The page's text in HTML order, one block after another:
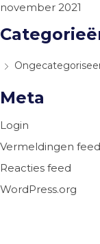
november 2021
Meta
Login
Vermeldingen feed
Reacties feed
WordPress.org